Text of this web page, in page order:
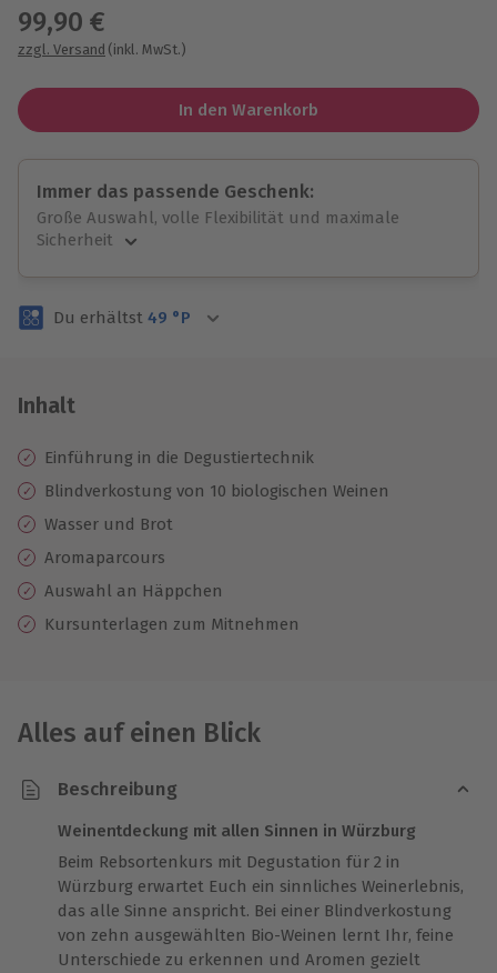
99,90 €
zzgl. Versand (inkl. MwSt.)
In den Warenkorb
Immer das passende Geschenk:
Große Auswahl, volle Flexibilität und maximale
Sicherheit
Volle Flexibilität
3 Jahre gültig & verlängerbar.
Du erhältst 49 °P
Inhalt
Einführung in die Degustiertechnik
Blindverkostung von 10 biologischen Weinen
Wasser und Brot
Aromaparcours
Auswahl an Häppchen
Kursunterlagen zum Mitnehmen
Alles auf einen Blick
Beschreibung
Weinentdeckung mit allen Sinnen in Würzburg
Beim Rebsortenkurs mit Degustation für 2 in
Würzburg erwartet Euch ein sinnliches Weinerlebnis,
das alle Sinne anspricht. Bei einer Blindverkostung
von zehn ausgewählten Bio-Weinen lernt Ihr, feine
Unterschiede zu erkennen und Aromen gezielt